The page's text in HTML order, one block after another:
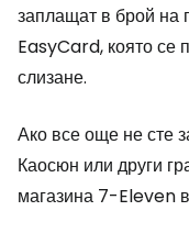
заплащат в брой на
EasyCard, която се
слизане.
Ако все още не сте
Каосюн или други
магазина 7-Eleven